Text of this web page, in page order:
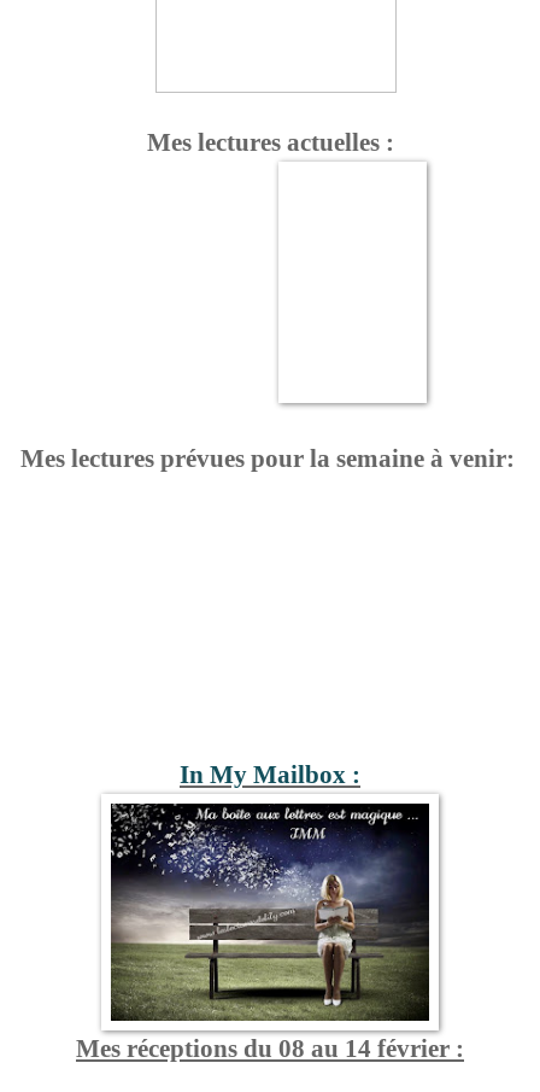
Mes lectures actuelles :
Mes lectures prévues pour la semaine à venir:
In My Mailbox :
Mes réceptions du 08 au 14 février :